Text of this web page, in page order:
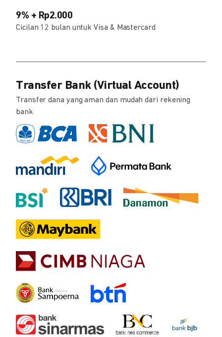
9% + Rp2.000
Cicilan 12 bulan untuk Visa & Mastercard
Transfer Bank (Virtual Account)
Transfer dana yang aman dan mudah dari rekening
bank